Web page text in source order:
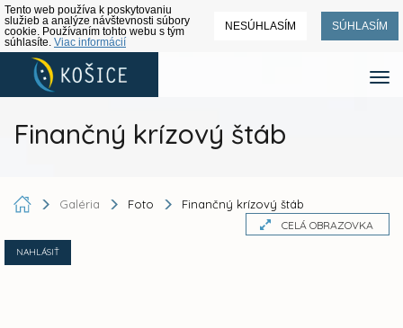
Tento web používa k poskytovaniu
služieb a analýze návštevnosti súbory
cookie. Používaním tohto webu s tým
súhlasíte. Viac informácií
NESÚHLASÍM SÚHLASÍM
Finančný krízový štáb
Galéria Foto Finančný krízový štáb
CELÁ OBRAZOVKA
NAHLÁSIŤ